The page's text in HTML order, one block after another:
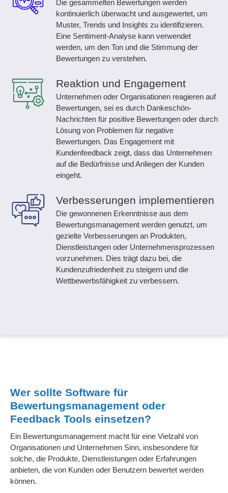
Die gesammelten Bewertungen werden
kontinuierlich überwacht und ausgewertet, um
Muster, Trends und Insights zu identifizieren.
Eine Sentiment-Analyse kann verwendet
werden, um den Ton und die Stimmung der
Bewertungen zu verstehen.
Reaktion und Engagement
Unternehmen oder Organisationen reagieren auf
Bewertungen, sei es durch Dankeschön-
Nachrichten für positive Bewertungen oder durch
Lösung von Problemen für negative
Bewertungen. Das Engagement mit
Kundenfeedback zeigt, dass das Unternehmen
auf die Bedürfnisse und Anliegen der Kunden
eingeht.
Verbesserungen implementieren
Die gewonnenen Erkenntnisse aus dem
Bewertungsmanagement werden genutzt, um
gezielte Verbesserungen an Produkten,
Dienstleistungen oder Unternehmensprozessen
vorzunehmen. Dies trägt dazu bei, die
Kundenzufriedenheit zu steigern und die
Wettbewerbsfähigkeit zu verbessern.
Wer sollte Software für
Bewertungsmanagement oder
Feedback Tools einsetzen?
Ein Bewertungsmanagement macht für eine Vielzahl von
Organisationen und Unternehmen Sinn, insbesondere für
solche, die Produkte, Dienstleistungen oder Erfahrungen
anbieten, die von Kunden oder Benutzern bewertet werden
können.